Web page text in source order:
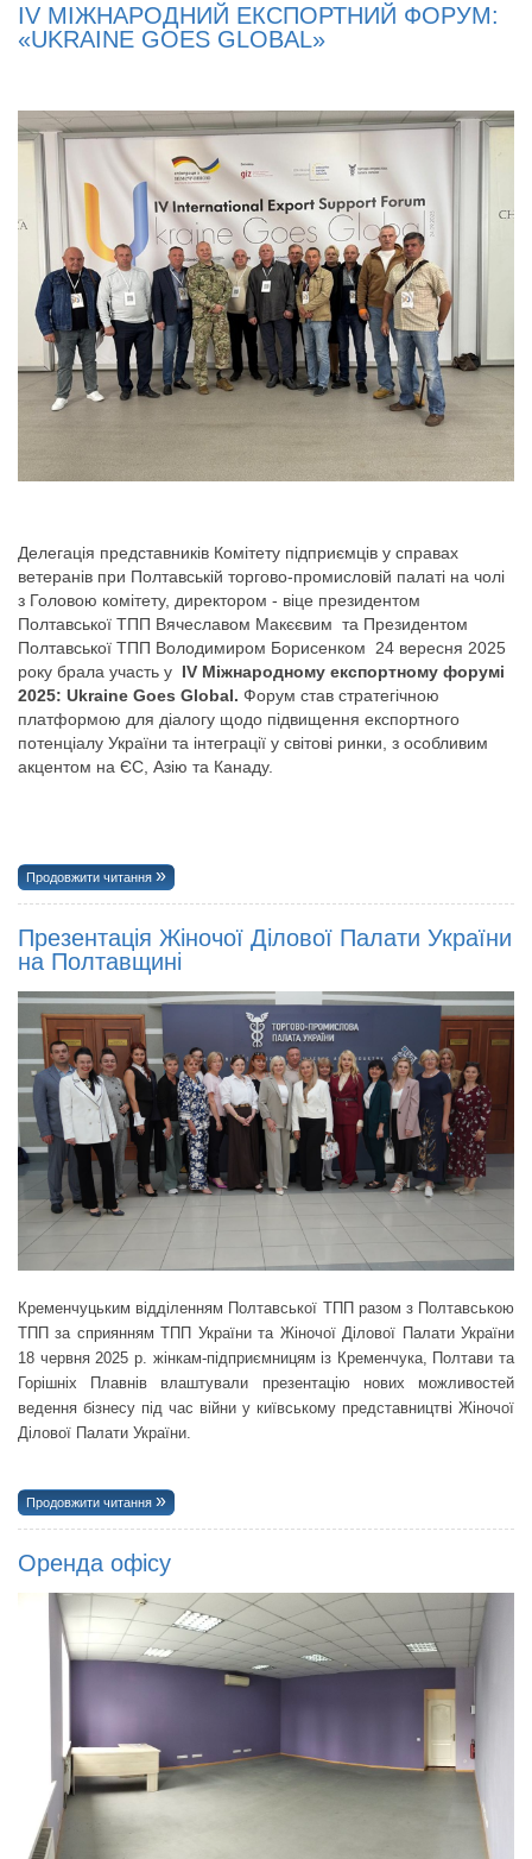
IV МІЖНАРОДНИЙ ЕКСПОРТНИЙ ФОРУМ:
«UKRAINE GOES GLOBAL»
Делегація представників Комітету підприємців у справах
ветеранів при Полтавській торгово-промисловій палаті на чолі
з Головою комітету, директором - віце президентом
Полтавської ТПП Вячеславом Макєєвим та Президентом
Полтавської ТПП Володимиром Борисенком 24 вересня 2025
року брала участь у IV Міжнародному експортному форумі
2025: Ukraine Goes Global. Форум став стратегічною
платформою для діалогу щодо підвищення експортного
потенціалу України та інтеграції у світові ринки, з особливим
акцентом на ЄС, Азію та Канаду.
Продовжити читання
Презентація Жіночої Ділової Палати України
на Полтавщині
Кременчуцьким відділенням Полтавської ТПП разом з Полтавською
ТПП за сприянням ТПП України та Жіночої Ділової Палати України
18 червня 2025 р. жінкам-підприємницям із Кременчука, Полтави та
Горішніх Плавнів влаштували презентацію нових можливостей
ведення бізнесу під час війни у київському представництві Жіночої
Ділової Палати України.
Продовжити читання
Оренда офісу